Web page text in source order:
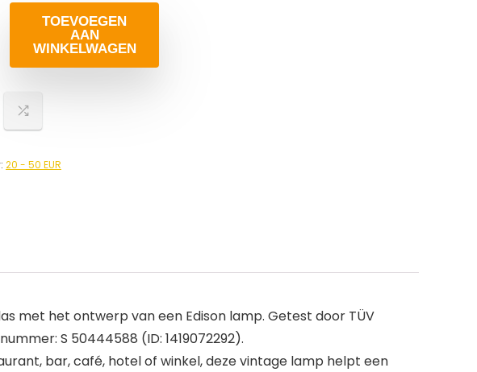
TOEVOEGEN
AAN
WINKELWAGEN
20 - 50 EUR
met het ontwerp van een Edison lamp. Getest door TÜV
S 50444588 (ID: 1419072292).
bar, café, hotel of winkel, deze vintage lamp helpt een